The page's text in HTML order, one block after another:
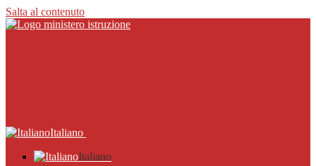
Salta al contenuto
Italiano
Italiano